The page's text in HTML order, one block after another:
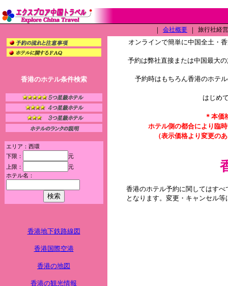
｜ 会社概要 ｜ 旅行社経
香港のホテル条件検索
エリア：西環
下限：
元
上限：
元
ホテル名：
香港地下鉄路線図
香港国際空港
香港の地図
香港の観光情報
オンラインで簡単に中国全土・
予約は弊社直接または中国最大
予約時はもちろん香港のホテ
はじめ
＊本価
ホテル側の都合により臨
（表示価格より変更の
香港のホテル予約に関してはす
となります。変更・キャンセル